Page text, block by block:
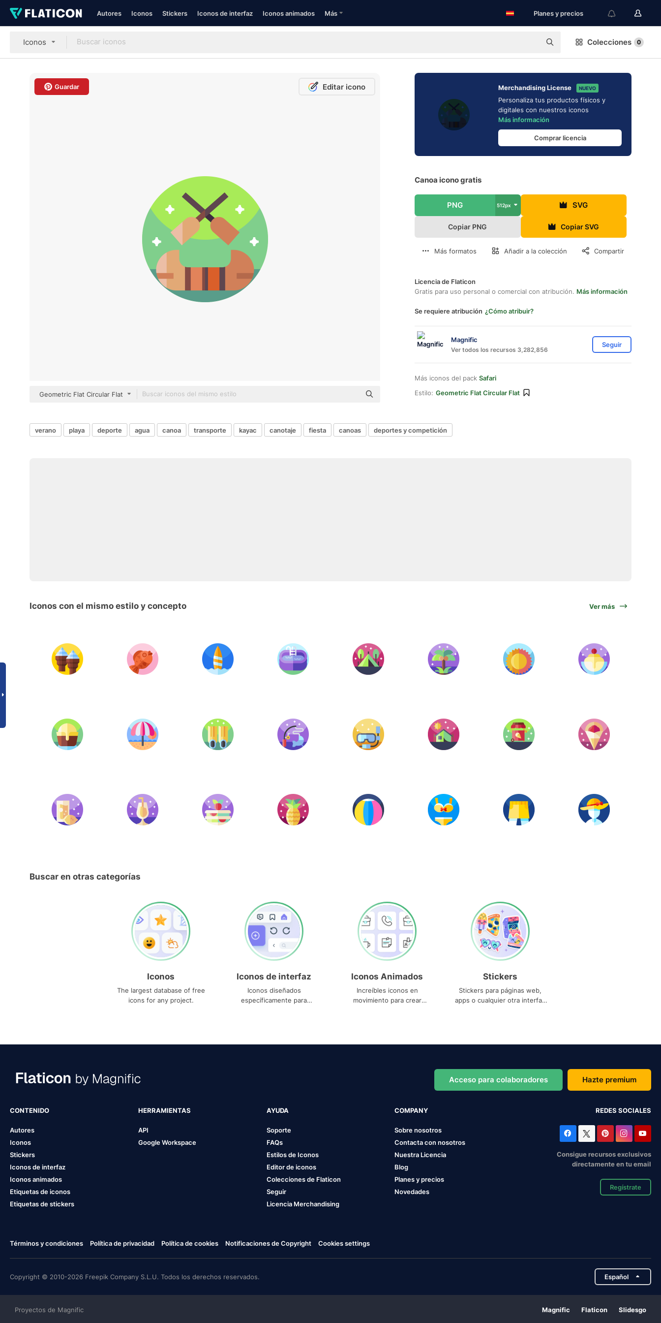
Autores Iconos Stickers Iconos de interfaz Iconos animados Más Planes y precios
Iconos Colecciones 0
Guardar Editar icono
Geometric Flat Circular Flat
Merchandising License NUEVO
Personaliza tus productos físicos y
digitales con nuestros iconos
Más información
Comprar licencia
Canoa icono gratis
PNG 512px SVG
Copiar PNG Copiar SVG
Más formatos Añadir a la colección Compartir
Licencia de Flaticon
Gratis para uso personal o comercial con atribución. Más información
Se requiere atribución ¿Cómo atribuir?
Magnific
Ver todos los recursos 3,282,856
Seguir
Más iconos del pack Safari
Estilo: Geometric Flat Circular Flat
verano playa deporte agua canoa transporte kayac canotaje fiesta canoas deportes y competición
Iconos con el mismo estilo y concepto Ver más
Buscar en otras categorías
Iconos
The largest database of free
icons for any project.
Iconos de interfaz
Iconos diseñados
específicamente para
Iconos Animados
Increíbles iconos en
movimiento para crear
Stickers
Stickers para páginas web,
apps o cualquier otra interfaz
Acceso para colaboradores Hazte premium
CONTENIDO
Autores
Iconos
Stickers
Iconos de interfaz
Iconos animados
Etiquetas de iconos
Etiquetas de stickers
HERRAMIENTAS
API
Google Workspace
AYUDA
Soporte
FAQs
Estilos de Iconos
Editor de iconos
Colecciones de Flaticon
Seguir
Licencia Merchandising
COMPANY
Sobre nosotros
Contacta con nosotros
Nuestra Licencia
Blog
Planes y precios
Novedades
REDES SOCIALES
Consigue recursos exclusivos
directamente en tu email
Regístrate
Términos y condiciones Política de privacidad Política de cookies Notificaciones de Copyright Cookies settings
Copyright © 2010-2026 Freepik Company S.L.U. Todos los derechos reservados. Español
Proyectos de Magnific Magnific Flaticon Slidesgo